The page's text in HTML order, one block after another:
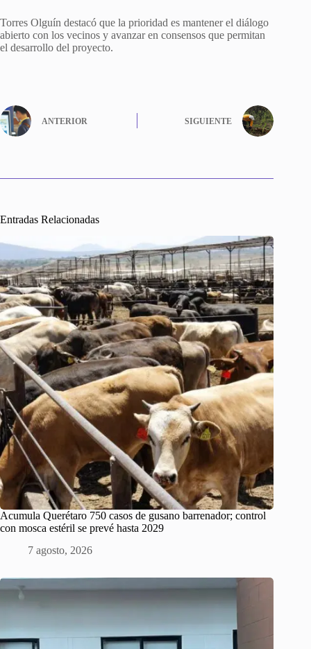
Torres Olguín destacó que la prioridad es mantener el diálogo
abierto con los vecinos y avanzar en consensos que permitan
el desarrollo del proyecto.
ANTERIOR SIGUIENTE
Entradas Relacionadas
Acumula Querétaro 750 casos de gusano barrenador; control
con mosca estéril se prevé hasta 2029
7 agosto, 2026